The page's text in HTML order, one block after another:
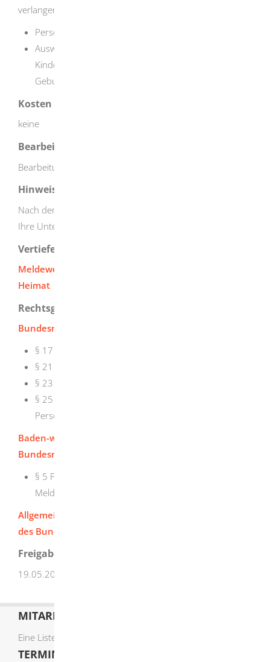
verlangen. Dies sind in der Regel:
Personalausweis oder Reisepass
Ausweise der Familienangehörigen: Bringen Sie für
Kinder, die keinen Kinderreisepass besitzen, die
Geburtsurkunde mit.
Kosten
keine
Bearbeitungsdauer
Bearbeitung erfolgt in der Regel sofort vor Ort
Hinweise
Nach der Abmeldung erhalten Sie eine Bestätigung für
Ihre Unterlagen.
Vertiefende Informationen
Meldewesen: Bundesministerium des Innern und für
Heimat
Rechtsgrundlage
Bundesmeldegesetz (BMG):
§ 17 Anmeldung, Abmeldung
§ 21 Mehrere Wohnungen
§ 23 Erfüllung der allgemeinen Meldepflicht
§ 25 Mitwirkungspflichten der meldepflichtigen
Person
Baden-württembergisches Ausführungsgesetz zum
Bundesmeldegesetz (BW AGBMG):
§ 5 Führung und Aufgaben des zentralen
Meldeportals
Allgemeine Verwaltungsvorschrift zur Durchführung
des Bundesmeldegesetzes (BMGVwV)
Freigabevermerk
19.05.2026 Innenministerium Baden-Württemberg
MITARBEITERLISTE
Eine Liste der Mitarbeiter von A-Z finden Sie
TERMIN ONLINE BUCHEN